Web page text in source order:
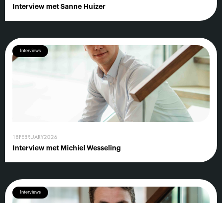
Interview met Sanne Huizer
Interviews
18FEBRUARY2026
Interview met Michiel Wesseling
Interviews